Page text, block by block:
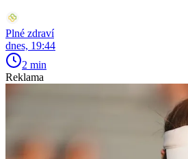
Plné zdraví
dnes, 19:44
2 min
Reklama